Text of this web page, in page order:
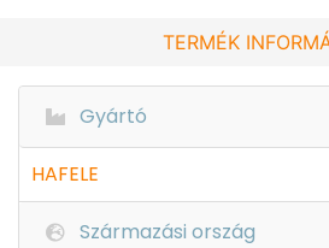
TERMÉK
Gyártó
HAFELE
Származási ország